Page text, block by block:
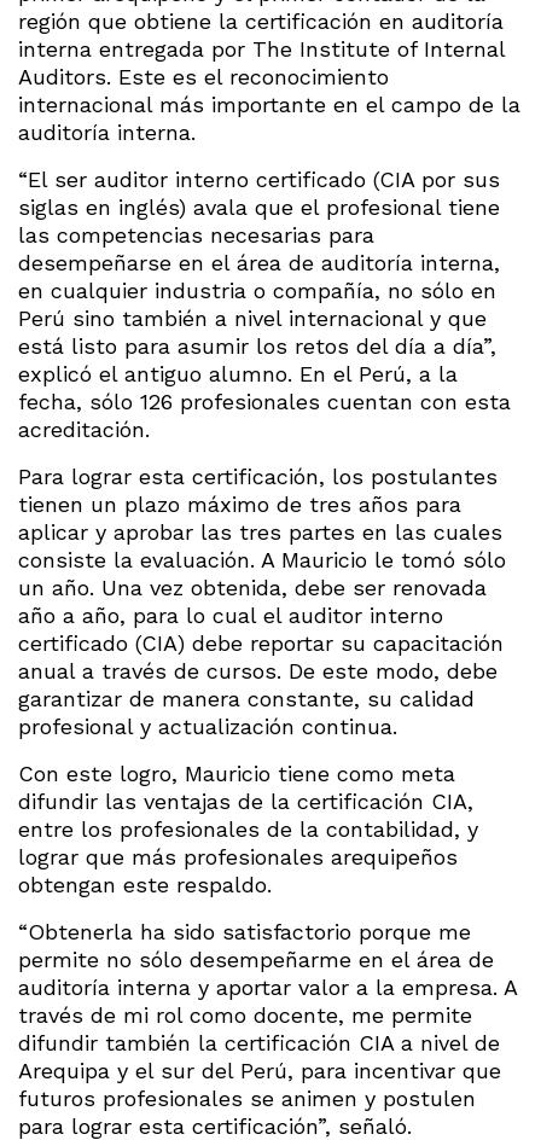
región que obtiene la certificación en auditoría
interna entregada por The Institute of Internal
Auditors. Este es el reconocimiento
internacional más importante en el campo de la
auditoría interna.
“El ser auditor interno certificado (CIA por sus
siglas en inglés) avala que el profesional tiene
las competencias necesarias para
desempeñarse en el área de auditoría interna,
en cualquier industria o compañía, no sólo en
Perú sino también a nivel internacional y que
está listo para asumir los retos del día a día”,
explicó el antiguo alumno. En el Perú, a la
fecha, sólo 126 profesionales cuentan con esta
acreditación.
Para lograr esta certificación, los postulantes
tienen un plazo máximo de tres años para
aplicar y aprobar las tres partes en las cuales
consiste la evaluación. A Mauricio le tomó sólo
un año. Una vez obtenida, debe ser renovada
año a año, para lo cual el auditor interno
certificado (CIA) debe reportar su capacitación
anual a través de cursos. De este modo, debe
garantizar de manera constante, su calidad
profesional y actualización continua.
Con este logro, Mauricio tiene como meta
difundir las ventajas de la certificación CIA,
entre los profesionales de la contabilidad, y
lograr que más profesionales arequipeños
obtengan este respaldo.
“Obtenerla ha sido satisfactorio porque me
permite no sólo desempeñarme en el área de
auditoría interna y aportar valor a la empresa. A
través de mi rol como docente, me permite
difundir también la certificación CIA a nivel de
Arequipa y el sur del Perú, para incentivar que
futuros profesionales se animen y postulen
para lograr esta certificación”, señaló.